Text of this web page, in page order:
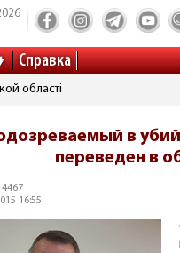
Справка
області
в
переведен в
4467
16:55